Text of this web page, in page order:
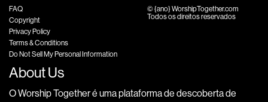
FAQ
Copyright
Privacy Policy
Terms & Conditions
Do Not Sell My Personal Information
© {ano} WorshipTogether.com
Todos os direitos reservados
About Us
O Worship Together é uma plataforma de descoberta de